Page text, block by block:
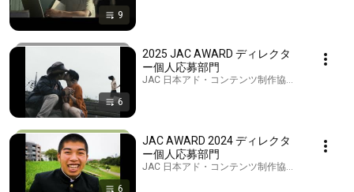
9
6
2025 JAC AWARD ディレクタ
ー個人応募部門
JAC 日本アド・コンテンツ制作協会 · Playlist
6
JAC AWARD 2024 ディレクタ
ー個人応募部門
JAC 日本アド・コンテンツ制作協会 · Playlist